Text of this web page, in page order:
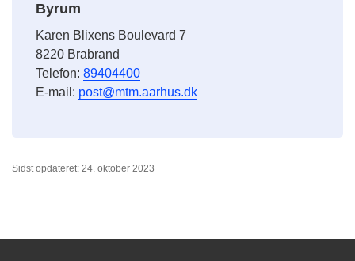
Byrum
Karen Blixens Boulevard 7
8220 Brabrand
Telefon: 89404400
E-mail: post@mtm.aarhus.dk
Sidst opdateret: 24. oktober 2023